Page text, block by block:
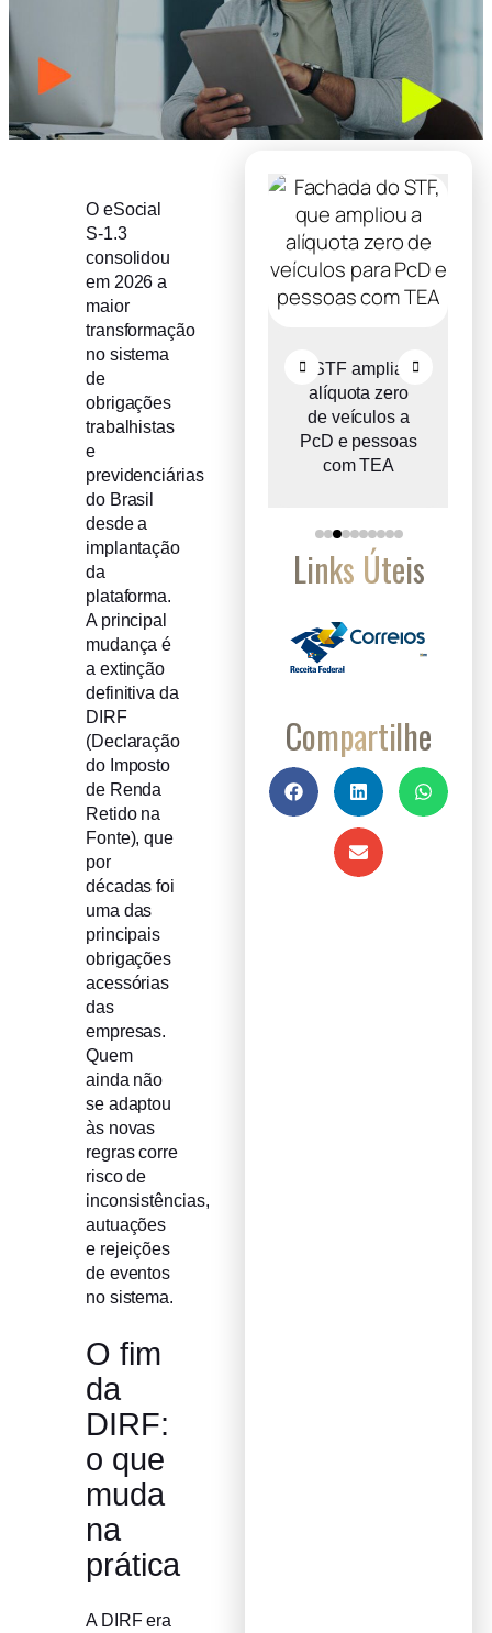
O eSocial
S-1.3
consolidou
em 2026 a
maior
transformação
no sistema
de
obrigações
trabalhistas
e
previdenciárias
do Brasil
desde a
implantação
da
plataforma.
A principal
mudança é
a extinção
definitiva da
DIRF
(Declaração
do Imposto
de Renda
Retido na
Fonte), que
por
décadas foi
uma das
principais
obrigações
acessórias
das
empresas.
Quem
ainda não
se adaptou
às novas
regras corre
risco de
inconsistências,
autuações
e rejeições
de eventos
no sistema.
O fim
da
DIRF:
o que
muda
na
prática
A DIRF era
do IBS propõe
reter metade de
STF amplia
alíquota zero
de veículos a
PcD e pessoas
com TEA
Links Úteis
Compartilhe